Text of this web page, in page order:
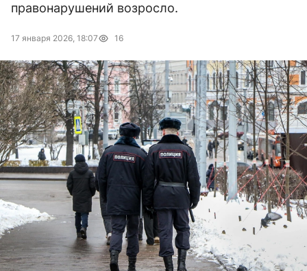
правонарушений возросло.
17 января 2026, 18:07 16